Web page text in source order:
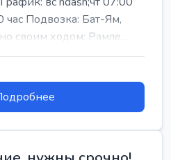
час Подвозка: Бат-Ям,
ходом: Рамле...